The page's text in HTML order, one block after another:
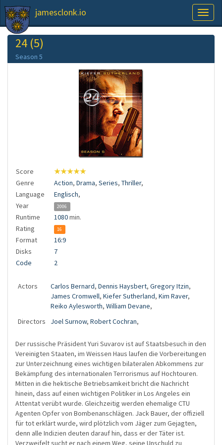
jamesclonk.io
24 (5)
Season 5
Score
★★★★★
Genre
Action, Drama, Series, Thriller,
Language
Englisch,
Year
2006
Runtime 1080min.
Rating
16
Format
16:9
Disks
7
Code
2
Actors Carlos Bernard, Dennis Haysbert, Gregory Itzin,
James Cromwell, Kiefer Sutherland, Kim Raver,
Reiko Aylesworth, William Devane,
Directors
Joel Surnow, Robert Cochran,
Der russische Präsident Yuri Suvarov ist auf Staatsbesuch in den
Vereinigten Staaten, im Weissen Haus laufen die Vorbereitungen
zur Unterzeichnung eines wichtigen bilateralen Abkommens zur
Bekämpfung des internationalen Terrorismus auf Hochtouren.
Mitten in die hektische Betriebsamkeit bricht die Nachricht
hinein, dass auf einen wichtigen Politiker in Los Angeles ein
Attentat verübt wurde. Gleichzeitig werden ehemalige CTU
Agenten Opfer von Bombenanschlägen. Jack Bauer, der offiziell
für tot erklärt wurde, wird plötzlich vom Jäger zum Gejagten,
denn alle Indizien deuten darauf hin, dass er der Täter ist.
Verzweifelt sucht er nach einem Weg, seine Unschuld zu